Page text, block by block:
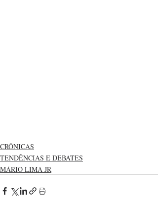
CRÔNICAS
TENDÊNCIAS E DEBATES
MÁRIO LIMA JR